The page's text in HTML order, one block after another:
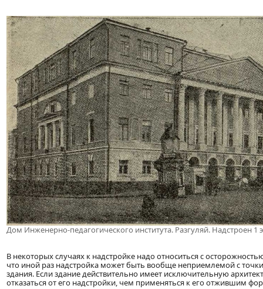
Дом Инженерно-педагогического института. Разгуляй. Надстроен 1
В некоторых случаях к надстройке надо относиться с
что иной раз надстройка может быть вообще неприемлемой с
здания. Если здание действительно имеет исключительную
отказаться от его надстройки, чем применяться к его отжившим